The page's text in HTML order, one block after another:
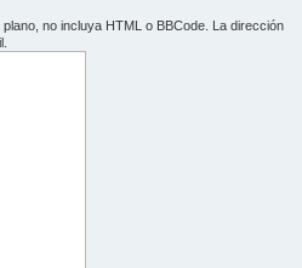
no incluya HTML o BBCode. La dirección